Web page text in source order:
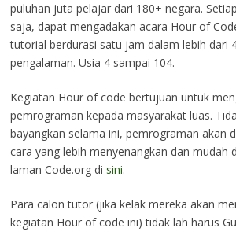
puluhan juta pelajar dari 180+ negara.
saja, dapat mengadakan acara Hour of
tutorial berdurasi satu jam dalam lebih dari
pengalaman. Usia 4 sampai 104.
Kegiatan Hour of code bertujuan untuk
pemrograman kepada masyarakat luas.
bayangkan selama ini, pemrograman akan
cara yang lebih menyenangkan dan mudah
laman Code.org di sini.
Para calon tutor (jika kelak mereka akan
kegiatan Hour of code ini) tidak lah harus